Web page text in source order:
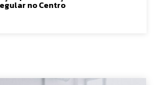
no Centro